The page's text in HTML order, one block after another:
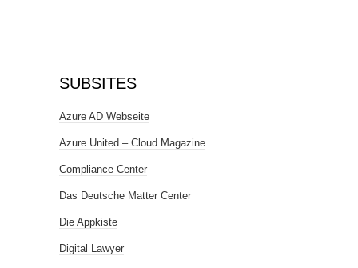
SUBSITES
Azure AD Webseite
Azure United – Cloud Magazine
Compliance Center
Das Deutsche Matter Center
Die Appkiste
Digital Lawyer